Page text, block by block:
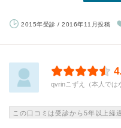
2015年受診 / 2016年11月投稿
qvrinこずえ（本人では
この口コミは受診から5年以上経